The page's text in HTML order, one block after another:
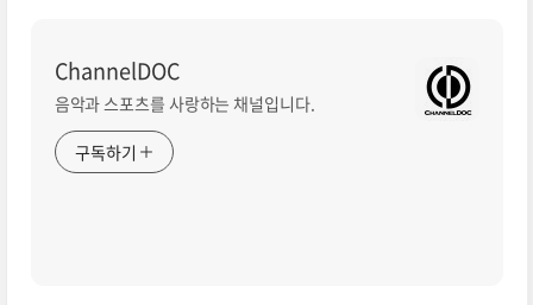
ChannelDOC
음악과 스포츠를 사랑하는 채널입니다.
구독하기